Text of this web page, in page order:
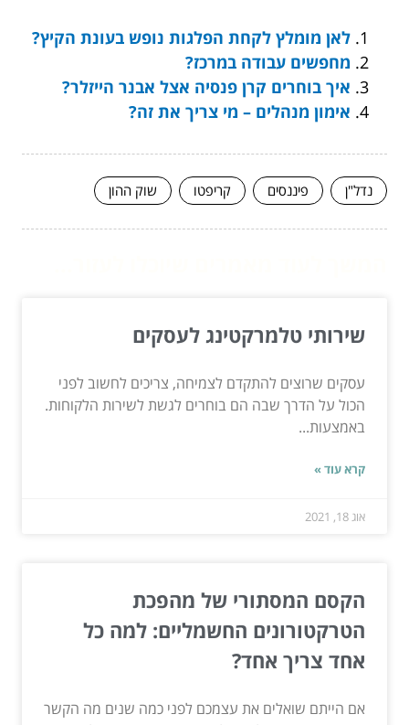
לאן מומלץ לקחת הפלגות נופש בעונת הקיץ?
מחפשים עבודה במרכז?
איך בוחרים קרן פנסיה אצל אבנר הייזלר?
אימון מנהלים – מי צריך את זה?
נדל"ן פיננסים קריפטו שוק ההון
שירותי טלמרקטינג לעסקים
עסקים שרוצים להתקדם לצמיחה, צריכים לחשוב לפני
הכול על הדרך שבה הם בוחרים לגשת לשירות הלקוחות.
באמצעות...
קרא עוד »
אוג 18, 2021
הקסם המסתורי של מהפכת
הטרקטורונים החשמליים: למה כל
אחד צריך אחד?
אם הייתם שואלים את עצמכם לפני כמה שנים מה הקשר